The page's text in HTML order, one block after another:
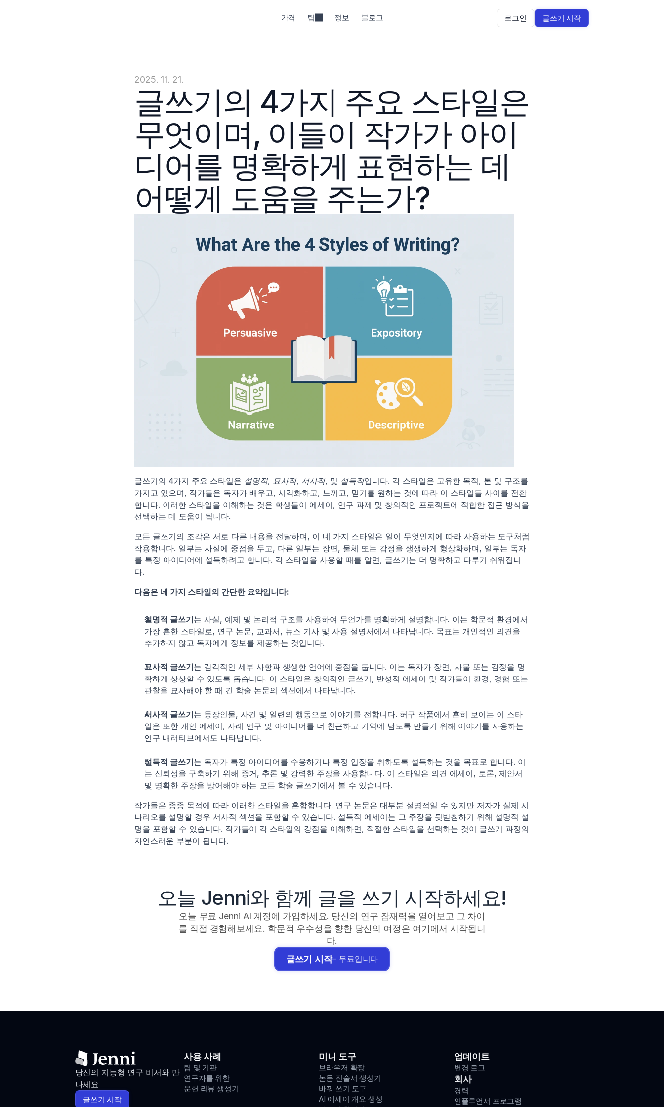
2025. 11. 21.
글쓰기의 4가지 주요 스타일은
무엇이며, 이들이 작가가 아이
디어를 명확하게 표현하는 데
어떻게 도움을 주는가?
글쓰기의 4가지 주요 스타일은 설명적, 묘사적, 서사적, 및 설득적입니다. 각 스타일은 고유한 목적, 톤 및 구조를
가지고 있으며, 작가들은 독자가 배우고, 시각화하고, 느끼고, 믿기를 원하는 것에 따라 이 스타일들 사이를 전환
합니다. 이러한 스타일을 이해하는 것은 학생들이 에세이, 연구 과제 및 창의적인 프로젝트에 적합한 접근 방식을
선택하는 데 도움이 됩니다.
모든 글쓰기의 조각은 서로 다른 내용을 전달하며, 이 네 가지 스타일은 일이 무엇인지에 따라 사용하는 도구처럼
작용합니다. 일부는 사실에 중점을 두고, 다른 일부는 장면, 물체 또는 감정을 생생하게 형상화하며, 일부는 독자
를 특정 아이디어에 설득하려고 합니다. 각 스타일을 사용할 때를 알면, 글쓰기는 더 명확하고 다루기 쉬워집니
다.
다음은 네 가지 스타일의 간단한 요약입니다:
설명적 글쓰기는 사실, 예제 및 논리적 구조를 사용하여 무언가를 명확하게 설명합니다. 이는 학문적 환경에서
가장 흔한 스타일로, 연구 논문, 교과서, 뉴스 기사 및 사용 설명서에서 나타납니다. 목표는 개인적인 의견을
추가하지 않고 독자에게 정보를 제공하는 것입니다.
묘사적 글쓰기는 감각적인 세부 사항과 생생한 언어에 중점을 둡니다. 이는 독자가 장면, 사물 또는 감정을 명
확하게 상상할 수 있도록 돕습니다. 이 스타일은 창의적인 글쓰기, 반성적 에세이 및 작가들이 환경, 경험 또는
관찰을 묘사해야 할 때 긴 학술 논문의 섹션에서 나타납니다.
서사적 글쓰기는 등장인물, 사건 및 일련의 행동으로 이야기를 전합니다. 허구 작품에서 흔히 보이는 이 스타
일은 또한 개인 에세이, 사례 연구 및 아이디어를 더 친근하고 기억에 남도록 만들기 위해 이야기를 사용하는
연구 내러티브에서도 나타납니다.
설득적 글쓰기는 독자가 특정 아이디어를 수용하거나 특정 입장을 취하도록 설득하는 것을 목표로 합니다. 이
는 신뢰성을 구축하기 위해 증거, 추론 및 강력한 주장을 사용합니다. 이 스타일은 의견 에세이, 토론, 제안서
및 명확한 주장을 방어해야 하는 모든 학술 글쓰기에서 볼 수 있습니다.
작가들은 종종 목적에 따라 이러한 스타일을 혼합합니다. 연구 논문은 대부분 설명적일 수 있지만 저자가 실제 시
나리오를 설명할 경우 서사적 섹션을 포함할 수 있습니다. 설득적 에세이는 그 주장을 뒷받침하기 위해 설명적 설
명을 포함할 수 있습니다. 작가들이 각 스타일의 강점을 이해하면, 적절한 스타일을 선택하는 것이 글쓰기 과정의
자연스러운 부분이 됩니다.
오늘 Jenni와 함께 글을 쓰기 시작하세요!
오늘 무료 Jenni AI 계정에 가입하세요. 당신의 연구 잠재력을 열어보고 그 차이
를 직접 경험해보세요. 학문적 우수성을 향한 당신의 여정은 여기에서 시작됩니
다.
글쓰기 시작– 무료입니다
당신의 지능형 연구 비서와 만
나세요
글쓰기 시작
사용 사례
팀 및 기관
연구자를 위한
문헌 리뷰 생성기
미니 도구
브라우저 확장
논문 진술서 생성기
바꿔 쓰기 도구
AI 에세이 개요 생성
업데이트
변경 로그
회사
경력
인플루언서 프로그램
가격 팀 정보 블로그 로그인 글쓰기 시작